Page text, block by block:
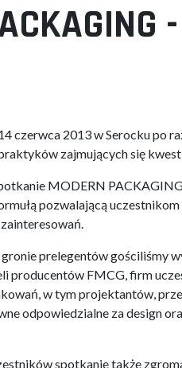
czerwca 2013 w Serocku po
zajmujących się
MODERN
pozwalającą
gronie prelegentów gościliśmy
producentów FMCG, firm
w tym projektantów,
odpowiedzialne za design
spotkanie także